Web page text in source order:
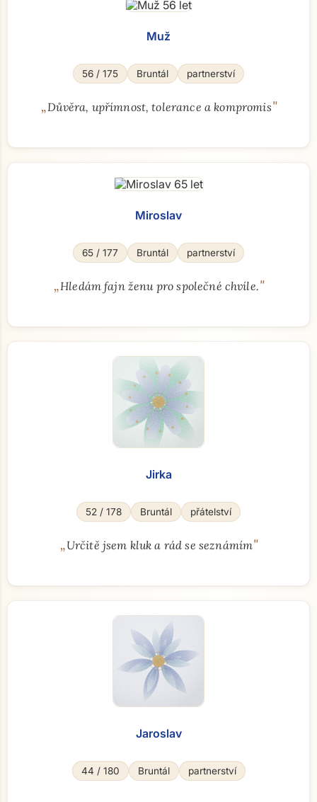
Muž
56 / 175 Bruntál partnerství
„Důvěra, upřímnost, tolerance a kompromis"
Miroslav
65 / 177 Bruntál partnerství
„Hledám fajn ženu pro společné chvíle."
Jirka
52 / 178 Bruntál přátelství
„Určitě jsem kluk a rád se seznámím"
Jaroslav
44 / 180 Bruntál partnerství